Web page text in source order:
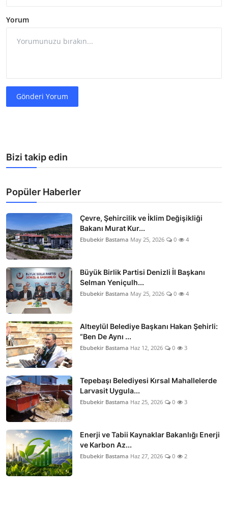
Yorum
Gönderi Yorum
Bizi takip edin
Popüler Haberler
Çevre, Şehircilik ve İklim Değişikliği
Bakanı Murat Kur...
Ebubekir Bastama May 25, 2026 0 4
Büyük Birlik Partisi Denizli İl Başkanı
Selman Yeniçulh...
Ebubekir Bastama May 25, 2026 0 4
Altıeylül Belediye Başkanı Hakan Şehirli:
“Ben De Aynı ...
Ebubekir Bastama Haz 12, 2026 0 3
Tepebaşı Belediyesi Kırsal Mahallelerde
Larvasit Uygula...
Ebubekir Bastama Haz 25, 2026 0 3
Enerji ve Tabii Kaynaklar Bakanlığı Enerji
ve Karbon Az...
Ebubekir Bastama Haz 27, 2026 0 2